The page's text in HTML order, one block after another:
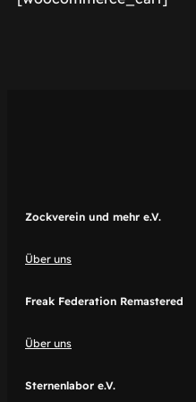
Zockverein und mehr e.V.
Über uns
Freak Federation Remastered
Über uns
Sternenlabor e.V.